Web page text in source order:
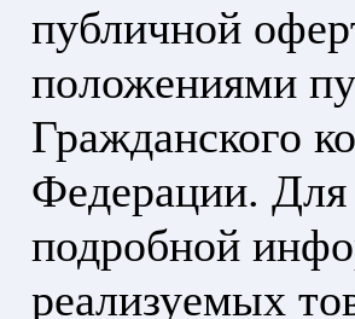
публичной
положениями
Гражданского
Федерации. Для
подробной
реализуемых